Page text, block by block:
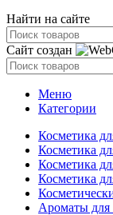
Найти на сайте
Сайт создан
Меню
Категории
Косметика
Косметика
Косметика
Косметика
Ароматы для